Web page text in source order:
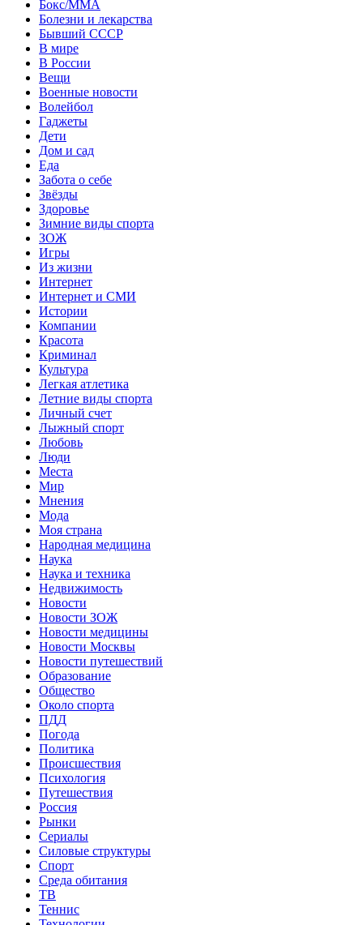
Бокс/MMA
Болезни и лекарства
Бывший СССР
В мире
В России
Вещи
Военные новости
Волейбол
Гаджеты
Дети
Дом и сад
Еда
Забота о себе
Звёзды
Здоровье
Зимние виды спорта
ЗОЖ
Игры
Из жизни
Интернет
Интернет и СМИ
Истории
Компании
Красота
Криминал
Культура
Легкая атлетика
Летние виды спорта
Личный счет
Лыжный спорт
Любовь
Люди
Места
Мир
Мнения
Мода
Моя страна
Народная медицина
Наука
Наука и техника
Недвижимость
Новости
Новости ЗОЖ
Новости медицины
Новости Москвы
Новости путешествий
Образование
Общество
Около спорта
ПДД
Погода
Политика
Происшествия
Психология
Путешествия
Россия
Рынки
Сериалы
Силовые структуры
Спорт
Среда обитания
ТВ
Теннис